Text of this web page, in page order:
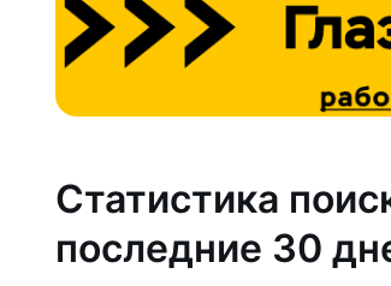
Статистика
последние 30